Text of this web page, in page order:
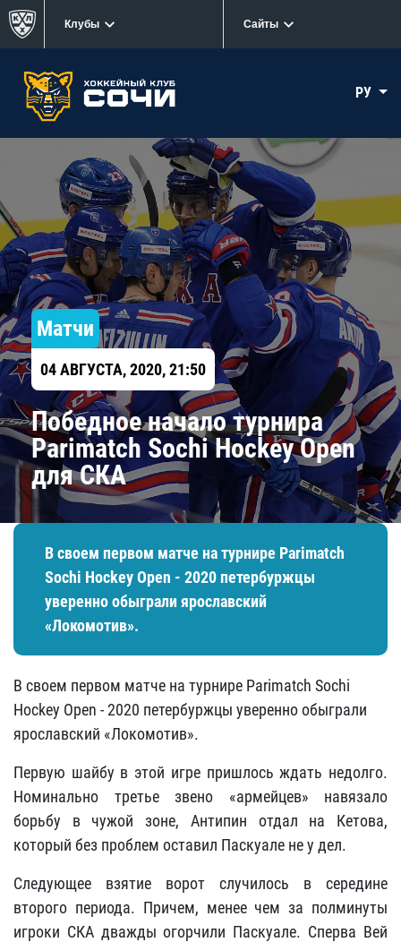
Клубы Сайты
РУ
Матчи
04 АВГУСТА, 2020, 21:50
Победное начало турнира
Parimatch Sochi Hockey Open
для СКА
В своем первом матче на турнире Parimatch
Sochi Hockey Open - 2020 петербуржцы
уверенно обыграли ярославский
«Локомотив».
В своем первом матче на турнире Parimatch Sochi
Hockey Open - 2020 петербуржцы уверенно обыграли
ярославский «Локомотив».
Первую шайбу в этой игре пришлось ждать недолго.
Номинально третье звено «армейцев» навязало
борьбу в чужой зоне, Антипин отдал на Кетова,
который без проблем оставил Паскуале не у дел.
Следующее взятие ворот случилось в середине
второго периода. Причем, менее чем за полминуты
игроки СКА дважды огорчили Паскуале. Сперва Вей